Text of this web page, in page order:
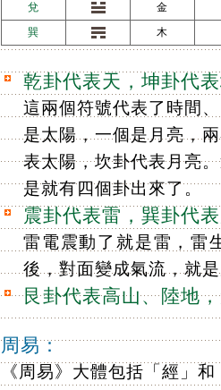
兌
金
巽
木
乾卦代表天，坤卦代
這兩個符號代表了時間
是太陽，一個是月亮，
表太陽，坎卦代表月亮
是就有四個卦出來了。
震卦代表雷，巽卦代
雷電震動了就是雷，雷
後，對面變成氣流，就
艮卦代表高山、陸地
周易：
《周易》大體包括「經」